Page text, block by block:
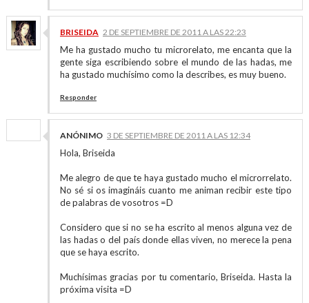
BRISEIDA 2 DE SEPTIEMBRE DE 2011 A LAS 22:23
Me ha gustado mucho tu microrelato, me encanta que la
gente siga escribiendo sobre el mundo de las hadas, me
ha gustado muchísimo como la describes, es muy bueno.
Responder
ANÓNIMO 3 DE SEPTIEMBRE DE 2011 A LAS 12:34
Hola, Briseida
Me alegro de que te haya gustado mucho el microrrelato.
No sé si os imagináis cuanto me animan recibir este tipo
de palabras de vosotros =D
Considero que si no se ha escrito al menos alguna vez de
las hadas o del país donde ellas viven, no merece la pena
que se haya escrito.
Muchísimas gracias por tu comentario, Briseida. Hasta la
próxima visita =D